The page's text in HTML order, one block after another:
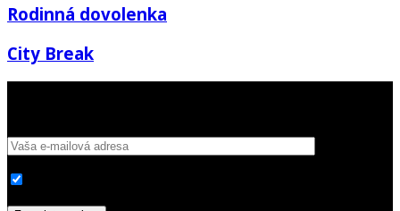
Rodinná dovolenka
City Break